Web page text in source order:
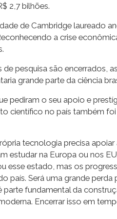
2,7 bilhões.
de Cambridge laureado
a crise
pesquisa são encerrados,
grande parte da ciência
pediram o seu apoio e
científico no país também
tecnologia precisa
estudar na Europa ou nos
esse estado, mas os
país. Será uma grande
parte fundamental da
Encerrar isso em